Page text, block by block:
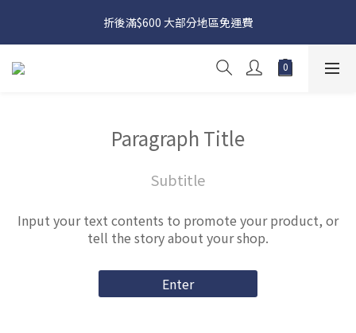
日本接近假期，貨源較不穩定；如想在 8 月 11 日至 8 月 15 日收
貨，請務必於 8 月 10 日前落單
折後滿$600 大部分地區免運費
日本接近假期，貨源較不穩定；如想在 8 月 11 日至 8 月 15 日收
貨，請務必於 8 月 10 日前落單
Paragraph Title
Subtitle
Input your text contents to promote your product, or
tell the story about your shop.
Enter